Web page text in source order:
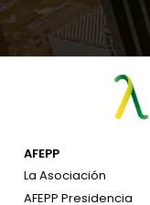
AFEPP
La Asociación
AFEPP Presidencia